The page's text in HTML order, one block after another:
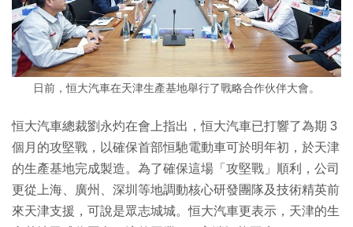
日前，恒大汽車在天津生產基地舉行了戰略合作伙伴大會。
恒大汽車總裁劉永灼在會上指出，恒大汽車已打響了為期 3
個月的攻堅戰，以確保首部恒馳電動車可於明年初，於天津
的生產基地完成製造。為了確保這場「攻堅戰」順利，公司
更從上海、廣州、深圳等地調動核心研發團隊及技術精英前
來天津支援，可說是眾志城城。恒大汽車更表示，天津的生